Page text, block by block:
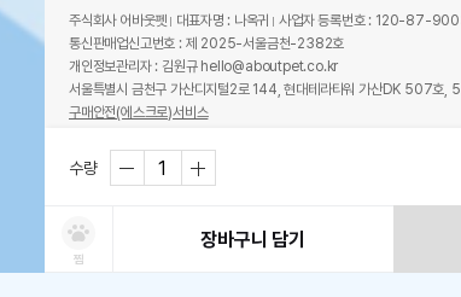
수량
찜
장바구니 담기
주식회사 어바웃펫 대표자명 : 나옥귀 사업자 등록번호 : 120-87-
통신판매업신고번호 : 제 2025-서울금천-2382호
개인정보관리자 : 김원규 hello@aboutpet.co.kr
서울특별시 금천구 가산디지털2로 144, 현대테라타워 가산DK 507호,
구매안전(에스크로)서비스